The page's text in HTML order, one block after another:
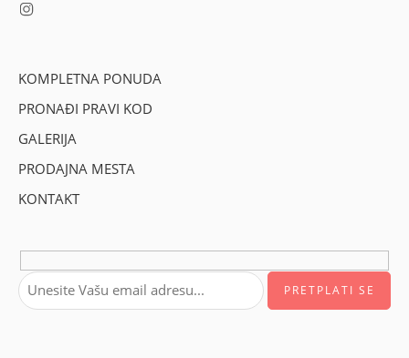
KOMPLETNA PONUDA
PRONAĐI PRAVI KOD
GALERIJA
PRODAJNA MESTA
KONTAKT